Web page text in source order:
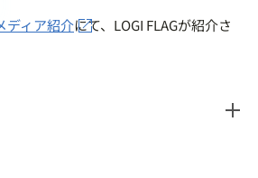
ディア紹介にて、LOGI FLAGが紹介さ